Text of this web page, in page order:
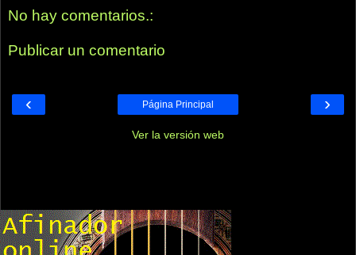
No hay comentarios.:
Publicar un comentario
‹ ›
Página Principal
Ver la versión web